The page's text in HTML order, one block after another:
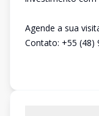
Agende a sua
Contato: +55 (48)